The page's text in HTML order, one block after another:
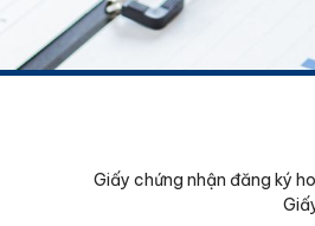
Giấy chứng nhận đăng ký